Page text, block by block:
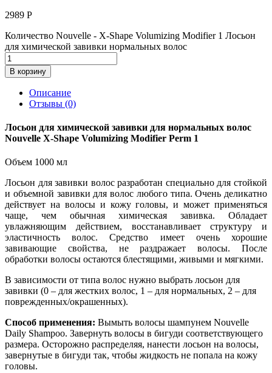
2989 Р
Количество Nouvelle - X-Shape Volumizing Modifier 1 Лосьон
для химической завивки нормальных волос
В корзину
Описание
Отзывы (0)
Лосьон для химической завивки для нормальных волос
Nouvelle X-Shape Volumizing Modifier Perm 1
Объем 1000 мл
Лосьон для завивки волос разработан специально для стойкой
и объемной завивки для волос любого типа. Очень деликатно
действует на волосы и кожу головы, и может применяться
чаще, чем обычная химическая завивка. Обладает
увлажняющим действием, восстанавливает структуру и
эластичность волос. Средство имеет очень хорошие
завивающие свойства, не раздражает волосы. После
обработки волосы остаются блестящими, живыми и мягкими.
В зависимости от типа волос нужно выбрать лосьон для
завивки (0 – для жестких волос, 1 – для нормальных, 2 – для
поврежденных/окрашенных).
Способ применения: Вымыть волосы шампунем Nouvelle
Daily Shampoo. Завернуть волосы в бигуди соответствующего
размера. Осторожно распределяя, нанести лосьон на волосы,
завернутые в бигуди так, чтобы жидкость не попала на кожу
головы.